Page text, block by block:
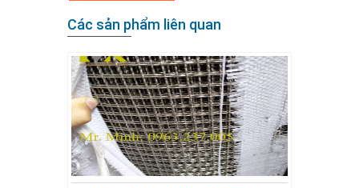
Các sản phẩm liên quan